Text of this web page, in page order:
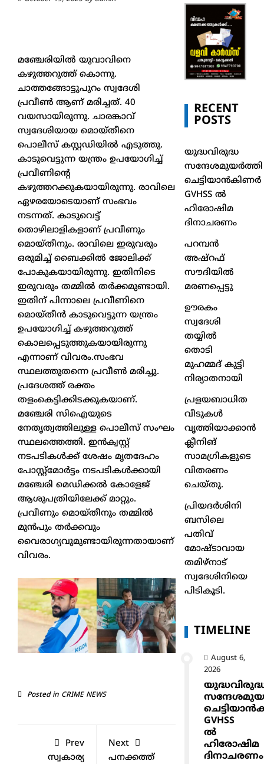
മഞ്ചേരിയില്‍ യുവാവിനെ
കഴുത്തറുത്ത് കൊന്നു.
ചാത്തങ്ങോട്ടുപുറം സ്വദേശി
പ്രവീണ്‍ ആണ് മരിച്ചത്. 40
വയസായിരുന്നു. ചാരങ്കാവ്
സ്വദേശിയായ മൊയ്തീനെ
പൊലീസ് കസ്റ്റഡിയില്‍ എടുത്തു.
കാടുവെട്ടുന്ന യന്ത്രം ഉപയോഗിച്ച്‌
പ്രവീണിന്റെ
കഴുത്തറക്കുകയായിരുന്നു. രാവിലെ
ഏഴരയോടെയാണ് സംഭവം
നടന്നത്. കാടുവെട്ട്
തൊഴിലാളികളാണ് പ്രവീണും
മൊയ്തീനും. രാവിലെ ഇരുവരും
ഒരുമിച്ച്‌ ബൈക്കില്‍ ജോലിക്ക്
പോകുകയായിരുന്നു. ഇതിനിടെ
ഇരുവരും തമ്മില്‍ തര്‍ക്കമുണ്ടായി.
ഇതിന് പിന്നാലെ പ്രവീണിനെ
മൊയ്തീന്‍ കാടുവെട്ടുന്ന യന്ത്രം
ഉപയോഗിച്ച്‌ കഴുത്തറുത്ത്
കൊലപ്പെടുത്തുകയായിരുന്നു
എന്നാണ് വിവരം.സംഭവ
സ്ഥലത്തുതന്നെ പ്രവീണ്‍ മരിച്ചു.
പ്രദേശത്ത് രക്തം
തളംകെട്ടിക്കിടക്കുകയാണ്.
മഞ്ചേരി സിഐയുടെ
നേതൃത്വത്തിലുള്ള പൊലീസ് സംഘം
സ്ഥലത്തെത്തി. ഇന്‍ക്വസ്റ്റ്
നടപടികള്‍ക്ക് ശേഷം മൃതദേഹം
പോസ്റ്റ്‌മോര്‍ട്ടം നടപടികള്‍ക്കായി
മഞ്ചേരി മെഡിക്കല്‍ കോളേജ്
ആശുപത്രിയിലേക്ക് മാറ്റും.
പ്രവീണും മൊയ്തീനും തമ്മില്‍
മുന്‍പും തര്‍ക്കവും
വൈരാഗ്യവുമുണ്ടായിരുന്നതായാണ്
വിവരം.
Posted in CRIME NEWS
Prev
സ്വകാര്യ
Next
പനക്കത്ത്
RECENT
POSTS
യുദ്ധവിരുദ്ധ
സന്ദേശമുയർത്തി
ചെട്ടിയാൻകിണർ
GVHSS ൽ
ഹിരോഷിമ
ദിനാചരണം
പറമ്പൻ
അഷ്‌റഫ്
സൗദിയിൽ
മരണപ്പെട്ടു
ഊരകം
സ്വദേശി
തയ്യിൽ
തൊടി
മുഹമ്മദ് കുട്ടി
നിര്യാതനായി
പ്രളയബാധിത
വീടുകൾ
വൃത്തിയാക്കാൻ
ക്ലീനിങ്
സാമഗ്രികളുടെ
വിതരണം
ചെയ്തു.
പ്രിയദർശിനി
ബസിലെ
പതിവ്
മോഷ്ടാവായ
തമിഴ്നാട്
സ്വദേശിനിയെ
പിടികൂടി.
TIMELINE
August 6,
2026
GVHSS
ൽ
ഹിരോഷിമ
ദിനാചരണം